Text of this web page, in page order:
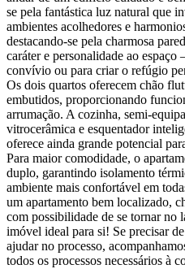
se pela fantástica luz natural que
ambientes acolhedores e
destacando-se pela charmosa
caráter e personalidade ao espaço
convívio ou para criar o refúgio
Os dois quartos oferecem chão
embutidos, proporcionando
arrumação. A cozinha, semi-
vitrocerâmica e esquentador
oferece ainda grande potencial
Para maior comodidade, o
duplo, garantindo isolamento
ambiente mais confortável em
um apartamento bem localizado,
com possibilidade de se tornar no
imóvel ideal para si! Se precisar
ajudar no processo,
todos os processos necessários à